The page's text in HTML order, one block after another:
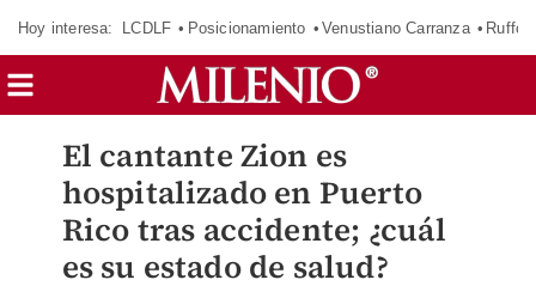
Hoy interesa: LCDLF Posicionamiento Venustiano Carranza Ruffo
El cantante Zion es
hospitalizado en Puerto
Rico tras accidente; ¿cuál
es su estado de salud?